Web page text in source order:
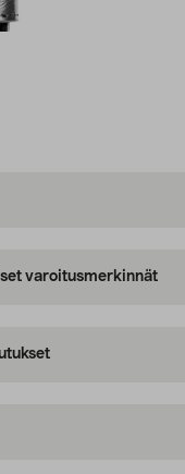
varoitusmerkinnät